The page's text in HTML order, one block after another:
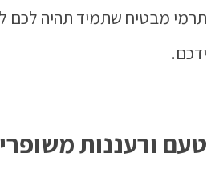
תרמי מבטיח שתמיד תהיה לכם
ידכם.
טעם ורעננות